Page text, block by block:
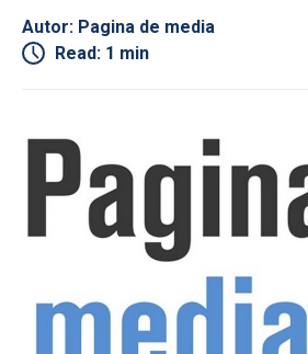
Autor: Pagina de media
Read: 1 min